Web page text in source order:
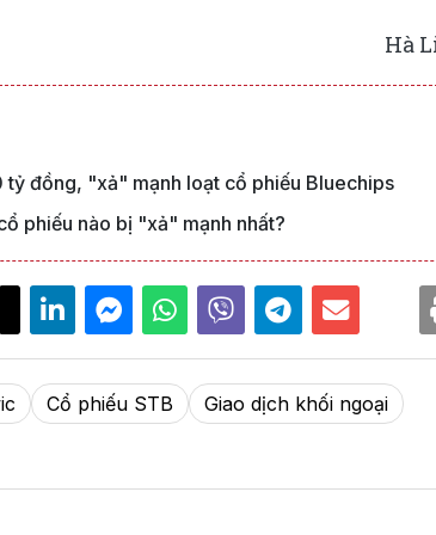
Hà
đồng, "xả" mạnh loạt cổ phiếu Bluechips
phiếu nào bị "xả" mạnh nhất?
Cổ phiếu STB
Giao dịch khối ngoại